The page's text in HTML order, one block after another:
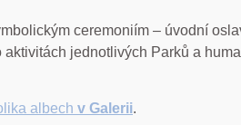
ceremoniím – úvodní
jednotlivých Parků a
albech v Galerii.